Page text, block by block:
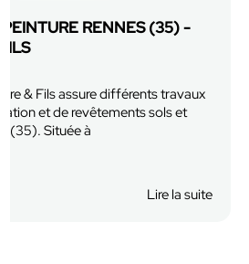
RAVALEMENT DE FAÇADE
L'entreprise Goupil Père et Fils
faire de qualité pour tout vos
dans les environ de Saint Grégoire,